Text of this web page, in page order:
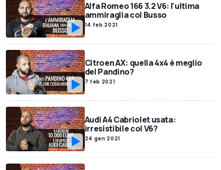
Alfa Romeo 166 3.2 V6: l'ultima
ammiraglia col Busso
14 feb 2021
Citroen AX: quella 4x4 è meglio
del Pandino?
7 feb 2021
Audi A4 Cabriolet usata:
irresistibile col V6?
24 gen 2021